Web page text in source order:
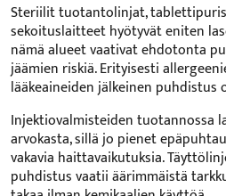
Steriilit tuotantolinjat,
sekoituslaitteet hyötyvät eniten
nämä alueet vaativat ehdotonta
jäämien riskiä. Erityisesti
lääkeaineiden jälkeinen puhdistus
Injektiovalmisteiden tuotannossa
arvokasta, sillä jo pienet
vakavia haittavaikutuksia.
puhdistus vaatii äärimmäistä